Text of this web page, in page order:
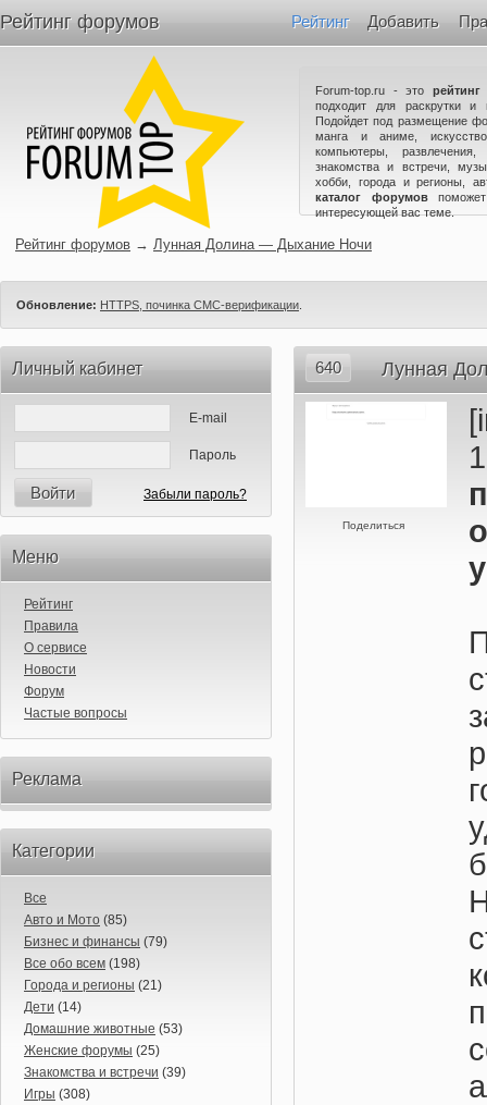
Рейтинг форумов Рейтинг Добавить
Forum-top.ru - это
подходит для раскрутки и
Подойдет под размещение
манга и аниме,
компьютеры,
знакомства и встречи,
хобби, города и регионы,
каталог форумов
интересующей вас теме.
Рейтинг форумов → Лунная Долина — Дыхание Ночи
Обновление: HTTPS, починка СМС-верификации
Личный кабинет
E-mail
Пароль
Войти Забыли пароль?
Меню
Рейтинг
Правила
О сервисе
Новости
Форум
Частые вопросы
Реклама
Категории
Все
Авто и Мото (85)
Бизнес и финансы (79)
Все обо всем (198)
Города и регионы (21)
Дети (14)
Домашние животные (53)
Женские форумы (25)
Знакомства и встречи (39)
Игры (308)
640 Лунная
Поделиться